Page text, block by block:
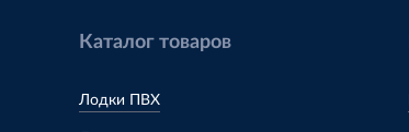
Каталог товаров
Лодки ПВХ